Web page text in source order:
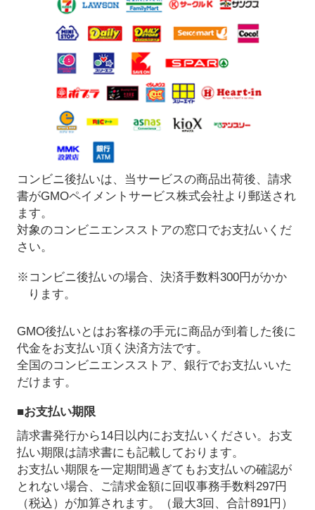
コンビニ後払いは、当サービスの商品出荷後、請求
書がGMOペイメントサービス株式会社より郵送され
ます。
対象のコンビニエンスストアの窓口でお支払いくだ
さい。
※コンビニ後払いの場合、決済手数料300円がかか
ります。
GMO後払いとはお客様の手元に商品が到着した後に
代金をお支払い頂く決済方法です。
全国のコンビニエンスストア、銀行でお支払いいた
だけます。
■お支払い期限
請求書発行から14日以内にお支払いください。お支
払い期限は請求書にも記載しております。
お支払い期限を一定期間過ぎてもお支払いの確認が
とれない場合、ご請求金額に回収事務手数料297円
（税込）が加算されます。（最大3回、合計891円）